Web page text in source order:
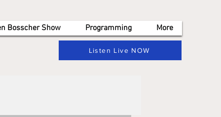
Bosscher Show Programming More
Listen Live NOW